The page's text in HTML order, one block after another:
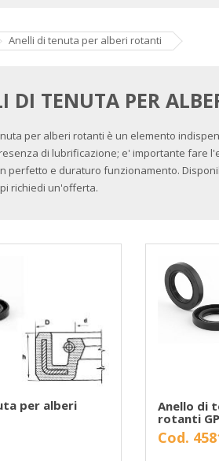
Anelli di tenuta per alberi rotanti
DI TENUTA PER
per alberi rotanti è un elemento
di lubrificazione; e' importante fare
perfetto e duraturo funzionamento.
richiedi un'offerta.
per alberi
Anello di
rotanti GP
Cod.